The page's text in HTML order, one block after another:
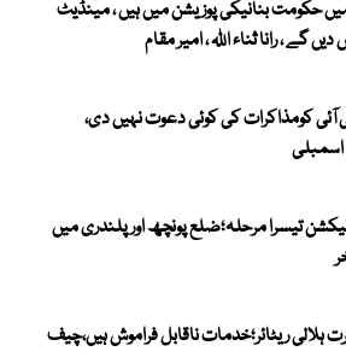
حکومت بنانیکی پوزیشن میں ہیں ، مینڈیٹ
گے ، رانا ثناء اللہ ، امیر مقام
آئی کومذاکرات کی کوئی دعوت نہیں دی،
اسمبلی
تیسرا مرحلہ؛ضلع پونچھ اور پلندری میں
ریٹائر؛خدمات ناقابل فراموش ہیں،چیف